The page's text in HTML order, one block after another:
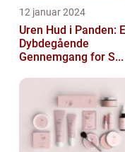
12 januar 2024
Uren Hud i Panden:
Dybdegående
Gennemgang for S...